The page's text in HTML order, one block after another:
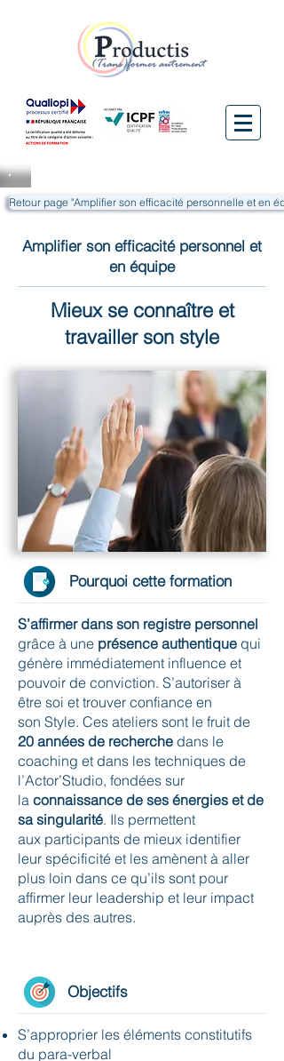
Retour page "Amplifier son efficacité personnelle et en
Amplifier son efficacité personnel et
en équipe
Mieux se connaître et
travailler son style
Pourquoi cette formation
S’affirmer dans son registre personnel
grâce à une présence authentique qui
génère immédiatement influence et
pouvoir de conviction. S’autoriser à
être soi et trouver confiance en
son Style. Ces ateliers sont le fruit de
20 années de recherche dans le
coaching et dans les techniques de
l’Actor’Studio, fondées sur
la connaissance de ses énergies et de
sa singularité. Ils permettent
aux participants de mieux identifier
leur spécificité et les amènent à aller
plus loin dans ce qu’ils sont pour
affirmer leur leadership et leur impact
auprès des autres.
Objectifs
S’approprier les éléments constitutifs
du para-verbal